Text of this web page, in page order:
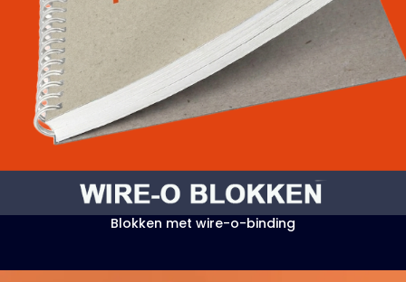
Blokken met wire-o-binding